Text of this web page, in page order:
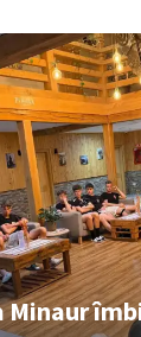
Minaur